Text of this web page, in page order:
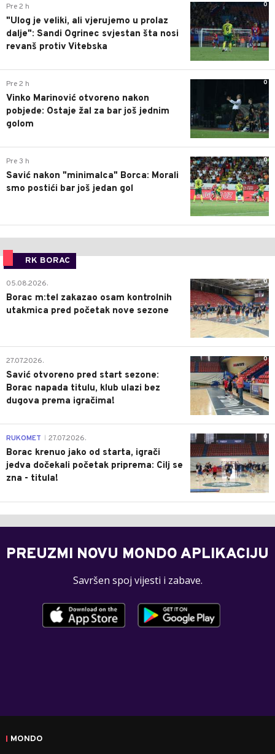
0
Pre 2 h
"Ulog je veliki, ali vjerujemo u prolaz
dalje": Sandi Ogrinec svjestan šta nosi
revanš protiv Vitebska
0
Pre 2 h
Vinko Marinović otvoreno nakon
pobjede: Ostaje žal za bar još jednim
golom
0
Pre 3 h
Savić nakon "minimalca" Borca: Morali
smo postići bar još jedan gol
RK BORAC
0
05.08.2026.
Borac m:tel zakazao osam kontrolnih
utakmica pred početak nove sezone
0
27.07.2026.
Savić otvoreno pred start sezone:
Borac napada titulu, klub ulazi bez
dugova prema igračima!
0
RUKOMET 27.07.2026.
Borac krenuo jako od starta, igrači
jedva dočekali početak priprema: Cilj se
zna - titula!
PREUZMI NOVU MONDO APLIKACIJU
Savršen spoj vijesti i zabave.
MONDO